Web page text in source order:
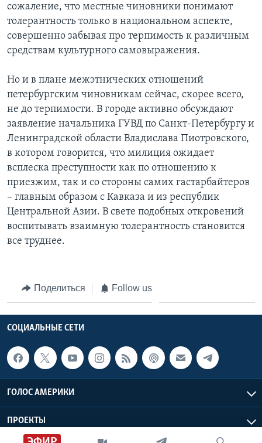
сожаление, что местные чиновники понимают
толерантность только в национальном аспекте,
совершенно забывая про терпимость к различным
средствам культурного самовыражения.
Но и в плане межэтнических отношений
петербургским чиновникам сейчас, скорее всего,
не до терпимости. В городе активно обсуждают
заявление начальника ГУВД по Санкт-Петербургу и
Ленинградской области Владислава Пиотровского,
в котором говорится, что милиция ожидает
всплеска преступности как по отношению к
приезжим, так и со стороны самих гастарбайтеров
– главным образом с Кавказа и из республик
Центральной Азии. В свете подобных откровений
воспитывать взаимную толерантность становится
все труднее.
Поделиться Follow us
СОЦИАЛЬНЫЕ СЕТИ
ГОЛОС АМЕРИКИ
ПРОЕКТЫ